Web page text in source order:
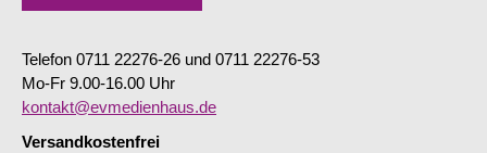
Telefon 0711 22276-26 und 0711 22276-53
Mo-Fr 9.00-16.00 Uhr
kontakt@evmedienhaus.de
Versandkostenfrei